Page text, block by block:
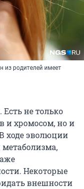
из родителей имеет
не только
и хромосом, но и
ходе эволюции
Некоторые
внешности